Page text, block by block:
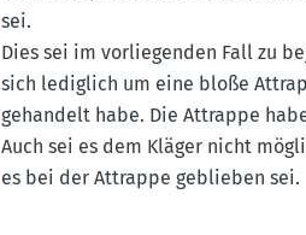
sei.
Dies sei im vorlie­genden Fall zu
sich lediglich um eine bloße
gehandelt habe. Die Attrappe
Auch sei es dem Kläger nicht
es bei der Attrappe geblieben sei.